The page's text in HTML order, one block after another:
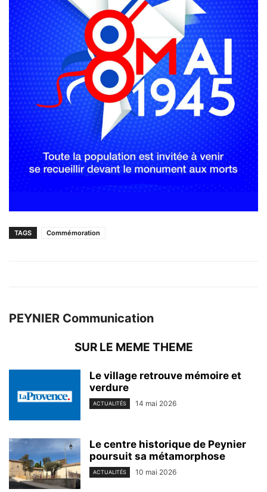
TAGS Commémoration
PEYNIER Communication
SUR LE MEME THEME
Le village retrouve mémoire et
verdure
ACTUALITÉS 14 mai 2026
Le centre historique de Peynier
poursuit sa métamorphose
ACTUALITÉS 10 mai 2026